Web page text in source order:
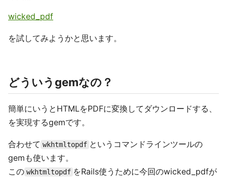
wicked_pdf
を試してみようかと思います。
どういうgemなの？
簡単にいうとHTMLをPDFに変換してダウンロードする、
を実現するgemです。
合わせて wkhtmltopdf というコマンドラインツールの
gemも使います。
この wkhtmltopdf をRails使うために今回のwicked_pdfが